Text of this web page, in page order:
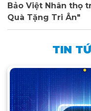
Bảo Việt Nhân thọ
Quà Tặng Tri Ân"
TIN